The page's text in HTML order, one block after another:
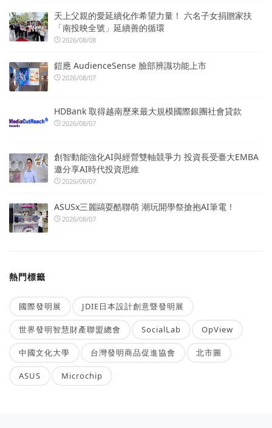
天上父親的愛延續化作希望力量！ 六名子女捐贈家扶
「南投映全號」延續善的循環
2026/08/08
鎧應 AudienceSense 臉部辨識功能上市
2026/08/07
HDBank 取得越南歷來最大規模國際銀團社會貸款
2026/08/07
創智動能強化AI與經營雙軸競爭力 投資長受臺大EMBA
邀分享AI時代投資思維
2026/08/07
ASUSx三麗鷗耍酷聯萌 潮玩開學祭搶抱AI筆電！
2026/08/07
熱門標籤
國際發明展 JDIE日本設計創意暨發明展
世界發明智慧財產聯盟總會 SocialLab OpView
中國文化大學 台灣發明商品促進協會 北市圖
ASUS Microchip